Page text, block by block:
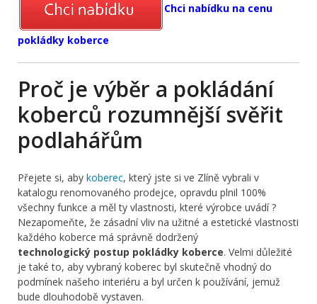
Chci nabídku na cenu
pokládky koberce
Proč je výběr a pokládání
koberců rozumnější svěřit
podlahářům
Přejete si, aby koberec, který jste si ve Zlíně vybrali v
katalogu renomovaného prodejce, opravdu plnil 100%
všechny funkce a měl ty vlastnosti, které výrobce uvádí ?
Nezapomeňte, že zásadní vliv na užitné a estetické vlastnosti
každého koberce má správně dodržený
technologický postup pokládky koberce. Velmi důležité
je také to, aby vybraný koberec byl skutečně vhodný do
podmínek našeho interiéru a byl určen k používání, jemuž
bude dlouhodobě vystaven.